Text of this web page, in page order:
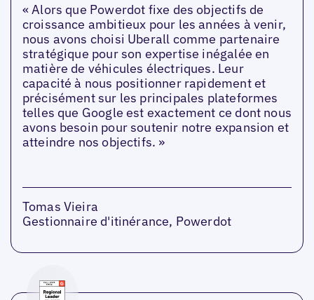
« Alors que Powerdot fixe des objectifs de
croissance ambitieux pour les années à venir,
nous avons choisi Uberall comme partenaire
stratégique pour son expertise inégalée en
matière de véhicules électriques. Leur
capacité à nous positionner rapidement et
précisément sur les principales plateformes
telles que Google est exactement ce dont nous
avons besoin pour soutenir notre expansion et
atteindre nos objectifs. »
Tomas Vieira
Gestionnaire d'itinérance, Powerdot